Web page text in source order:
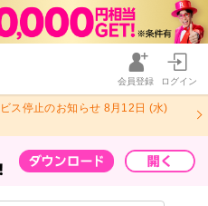
会員登録 ログイン
ス停止のお知らせ 8月12日 (水)